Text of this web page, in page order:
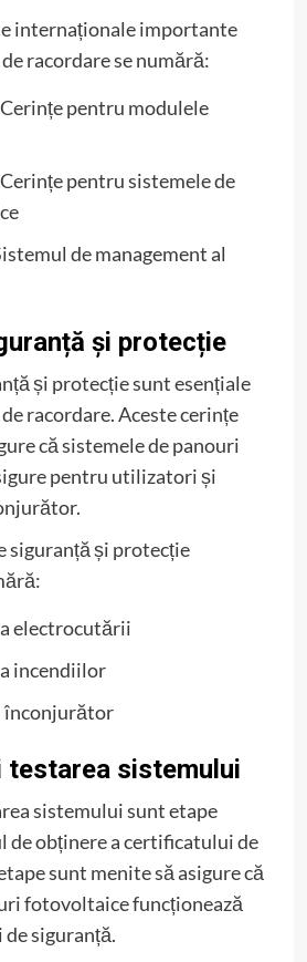
internaționale importante
racordare se numără:
pentru modulele
pentru sistemele de
de management al
și protecție
și protecție sunt esențiale
racordare. Aceste cerințe
că sistemele de panouri
pentru utilizatori și
siguranță și protecție
electrocutării
incendiilor
înconjurător
testarea sistemului
sistemului sunt etape
de obținere a certificatului de
sunt menite să asigure că
fotovoltaice funcționează
siguranță.